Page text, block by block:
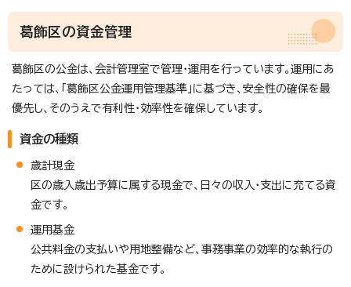
葛飾区の資金管理
葛飾区の公金は、会計管理室で管理・運用を行っています。運用にあ
たっては、「葛飾区公金運用管理基準」に基づき、安全性の確保を最
優先し、そのうえで有利性・効率性を確保しています。
資金の種類
歳計現金
区の歳入歳出予算に属する現金で、日々の収入・支出に充てる資
金です。
運用基金
公共料金の支払いや用地整備など、事務事業の効率的な執行の
ために設けられた基金です。